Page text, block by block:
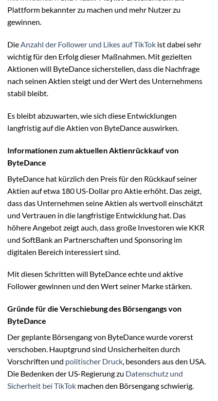
Plattform bekannter zu machen und mehr Nutzer zu
gewinnen.
DieAnzahl der Follower und Likes auf TikTok ist dabei sehr
wichtig für den Erfolg dieser Maßnahmen. Mit gezielten
Aktionen will ByteDance sicherstellen, dass die Nachfrage
nach seinen Aktien steigt und der Wert des Unternehmens
stabil bleibt.
Es bleibt abzuwarten, wie sich diese Entwicklungen
langfristig auf die Aktien von ByteDance auswirken.
Informationen zum aktuellen Aktienrückkauf von
ByteDance
ByteDance hat kürzlich den Preis für den Rückkauf seiner
Aktien auf etwa 180 US-Dollar pro Aktie erhöht. Das zeigt,
dass das Unternehmen seine Aktien als wertvoll einschätzt
und Vertrauen in die langfristige Entwicklung hat. Das
höhere Angebot zeigt auch, dass große Investoren wie KKR
und SoftBank an Partnerschaften und Sponsoring im
digitalen Bereich interessiert sind.
Mit diesen Schritten will ByteDance echte und aktive
Follower gewinnen und den Wert seiner Marke stärken.
Gründe für die Verschiebung des Börsengangs von
ByteDance
Der geplante Börsengang von ByteDance wurde vorerst
verschoben. Hauptgrund sind Unsicherheiten durch
Vorschriften und politischer Druck, besonders aus den USA.
Die Bedenken der US-Regierung zu Datenschutz und
Sicherheit bei TikTok machen den Börsengang schwierig.